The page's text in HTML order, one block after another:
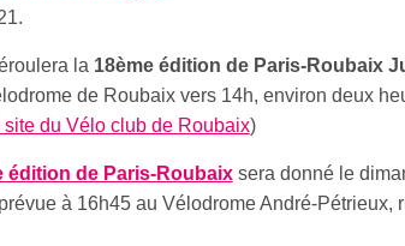
la 18ème édition de Paris-Roubaix
de Roubaix vers 14h, environ deux
du Vélo club de Roubaix)
édition de Paris-Roubaixsera donné le
à 16h45 au Vélodrome André-Pétrieux,